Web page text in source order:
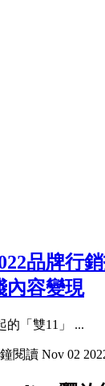
品牌行
內容變現
的「雙11」 ...
閱讀 Nov 02